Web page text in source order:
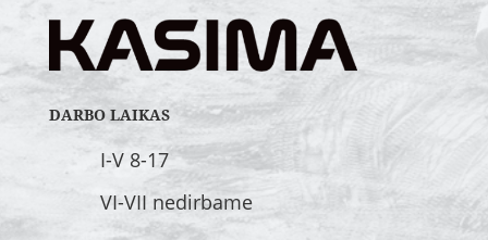
DARBO LAIKAS
I-V 8-17
VI-VII nedirbame